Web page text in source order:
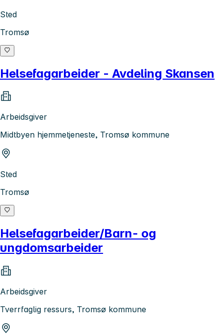
Sted
Tromsø
Helsefagarbeider - Avdeling Skansen
Arbeidsgiver
Midtbyen hjemmetjeneste, Tromsø kommune
Sted
Tromsø
Helsefagarbeider/Barn- og
ungdomsarbeider
Arbeidsgiver
Tverrfaglig ressurs, Tromsø kommune